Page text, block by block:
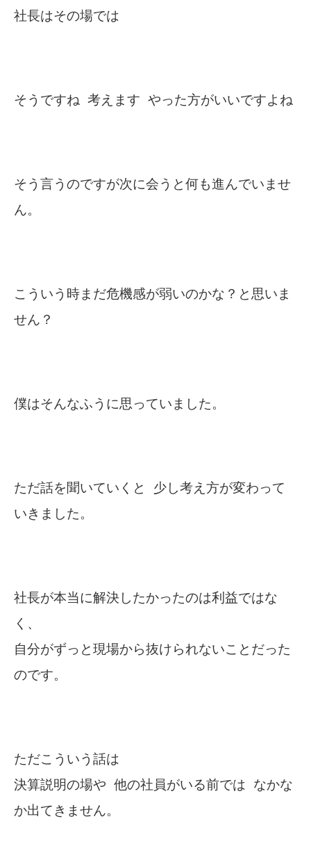
社長はその場では
そうですね 考えます やった方がいいですよね
そう言うのですが次に会うと何も進んでいませ
ん。
こういう時まだ危機感が弱いのかな？と思いま
せん？
僕はそんなふうに思っていました。
ただ話を聞いていくと 少し考え方が変わって
いきました。
社長が本当に解決したかったのは利益ではな
く、
自分がずっと現場から抜けられないことだった
のです。
ただこういう話は
決算説明の場や 他の社員がいる前では なかな
か出てきません。